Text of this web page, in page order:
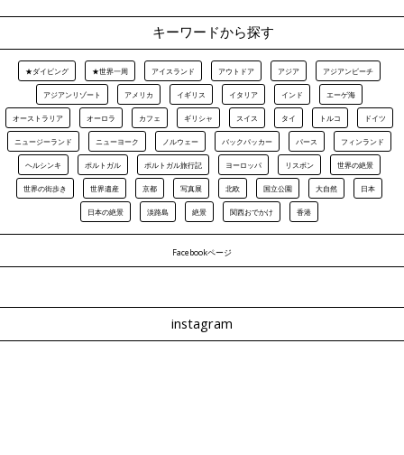
キーワードから探す
★ダイビング ★世界一周 アイスランド アウトドア アジア アジアンビーチ
アジアンリゾート アメリカ イギリス イタリア インド エーゲ海
オーストラリア オーロラ カフェ ギリシャ スイス タイ トルコ ドイツ
ニュージーランド ニューヨーク ノルウェー バックパッカー パース フィンランド
ヘルシンキ ポルトガル ポルトガル旅行記 ヨーロッパ リスボン 世界の絶景
世界の街歩き 世界遺産 京都 写真展 北欧 国立公園 大自然 日本
日本の絶景 淡路島 絶景 関西おでかけ 香港
Facebookページ
instagram